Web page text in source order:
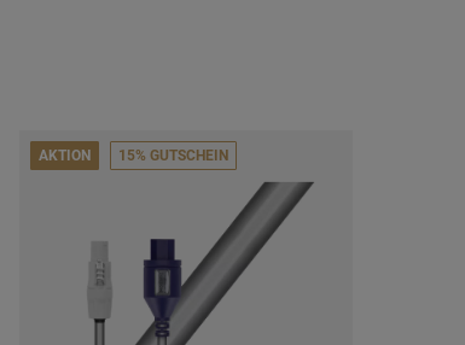
AKTION 15% GUTSCHEIN